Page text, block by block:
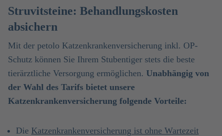
Struvitsteine: Behandlungskosten
absichern
Mit der petolo Katzenkrankenversicherung inkl. OP-
Schutz können Sie Ihrem Stubentiger stets die beste
tierärztliche Versorgung ermöglichen. Unabhängig von
der Wahl des Tarifs bietet unsere
Katzenkrankenversicherung folgende Vorteile:
Die Katzenkrankenversicherung ist ohne Wartezeit